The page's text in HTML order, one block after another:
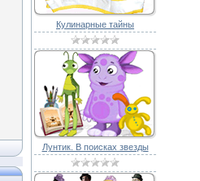
Кулинарные тайны
Лунтик. В поисках звезды